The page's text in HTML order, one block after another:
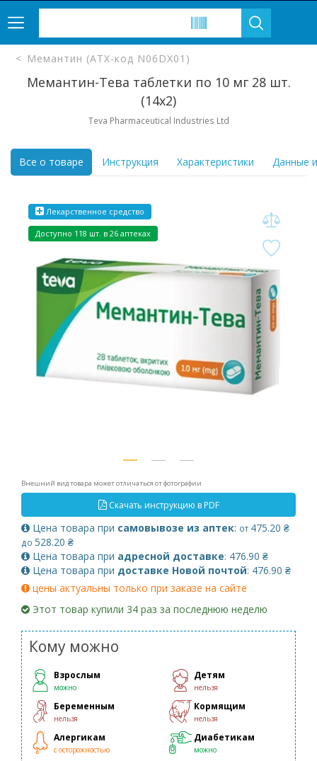
Мемантин (ATX-код N06DX01)
Мемантин-Тева таблетки по 10 мг 28 шт.
(14х2)
Teva Pharmaceutical Industries Ltd
Все о товаре Инструкция Характеристики Данные
Лекарственное средство
Доступно 118 шт. в 26 аптеках
Внешний вид товара может отличаться от фотографии
Скачать инструкцию в PDF
Цена товара при самовывозе из аптек: от 475.20 ₴
до 528.20 ₴
Цена товара при адресной доставке: 476.90 ₴
Цена товара при доставке Новой почтой: 476.90 ₴
цены актуальны только при заказе на сайте
Этот товар купили 34 раз за последнюю неделю
Кому можно
Взрослым
можно
Детям
нельзя
Беременным
нельзя
Кормящим
нельзя
Алергикам
с осторожностью
Диабетикам
можно